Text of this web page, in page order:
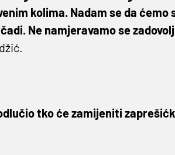
kolima. Nadam se da ćemo
Ne namjeravamo se
tko će zamijeniti